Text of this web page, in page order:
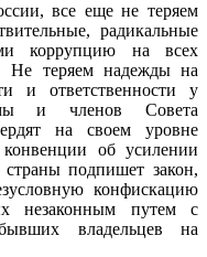
все еще не теряем
радикальные
коррупцию на всех
Не теряем надежды на
и ответственности у
и членов Совета
на своем уровне
об усилении
подпишет закон,
конфискацию
незаконным путем с
владельцев на